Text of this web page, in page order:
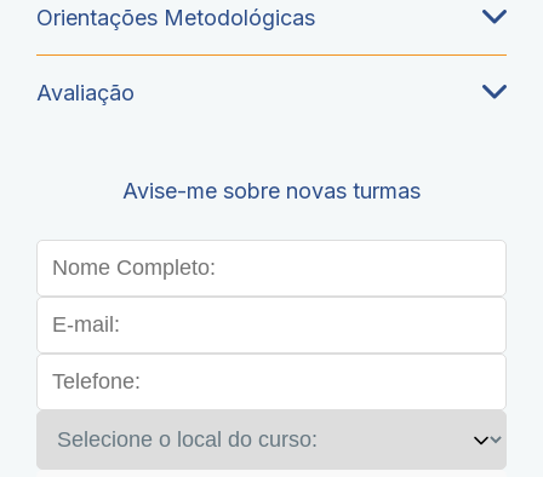
Orientações Metodológicas
Avaliação
Avise-me sobre novas turmas